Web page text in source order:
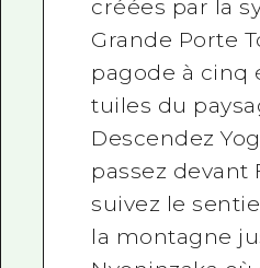
créées par la
Grande Porte
pagode à cinq
tuiles du
Descendez
passez devant
suivez le
la montagne